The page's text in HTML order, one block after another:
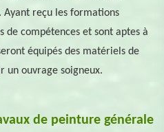
Ayant reçu les formations
de compétences et sont aptes à
équipés des matériels de
un ouvrage soigneux.
de peinture générale